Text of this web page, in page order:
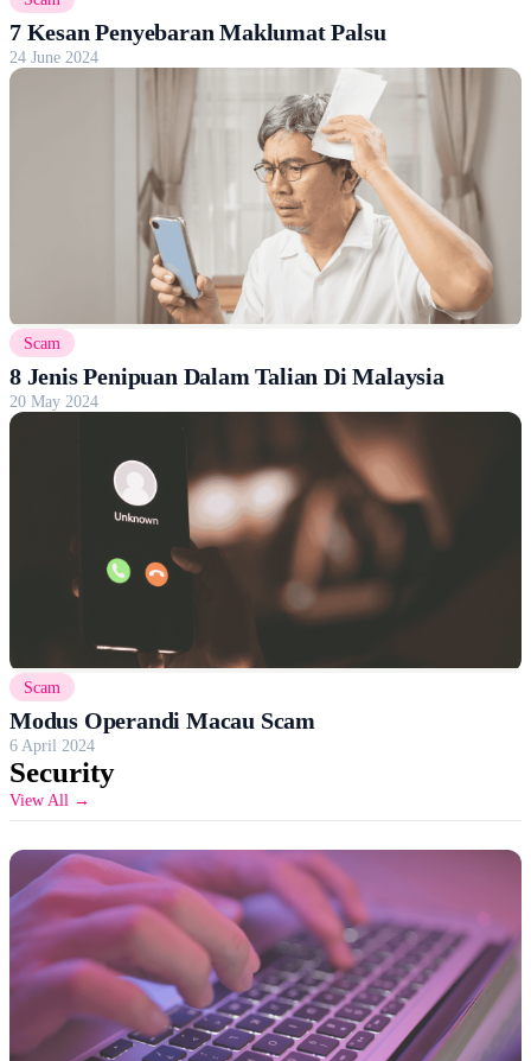
7 Kesan Penyebaran Maklumat Palsu
24 June 2024
Scam
8 Jenis Penipuan Dalam Talian Di Malaysia
20 May 2024
Scam
Modus Operandi Macau Scam
6 April 2024
Security
View All →